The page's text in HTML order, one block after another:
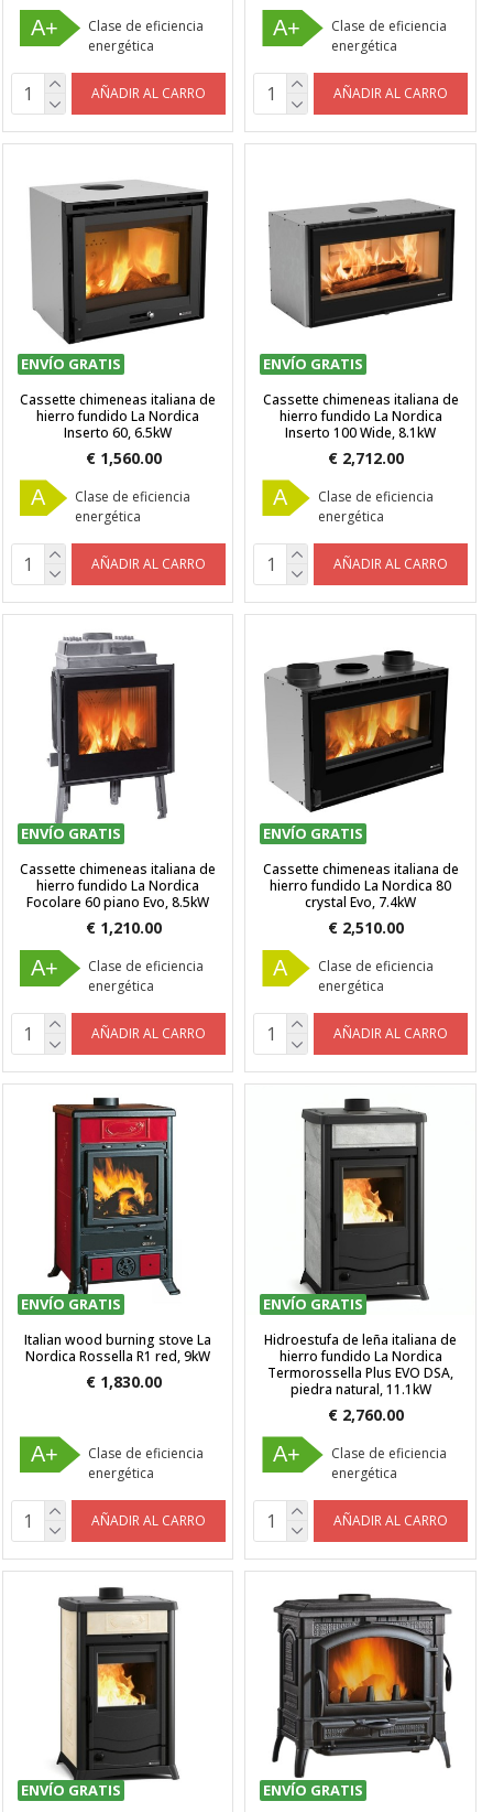
A+
Clase de eficiencia
energética
AÑADIR AL CARRO
A+
Clase de eficiencia
energética
AÑADIR AL CARRO
ENVÍO GRATIS
Cassette chimeneas italiana de
hierro fundido La Nordica
Inserto 60, 6.5kW
€ 1,560.00
A
Clase de eficiencia
energética
AÑADIR AL CARRO
ENVÍO GRATIS
Cassette chimeneas italiana de
hierro fundido La Nordica
Inserto 100 Wide, 8.1kW
€ 2,712.00
A
Clase de eficiencia
energética
AÑADIR AL CARRO
ENVÍO GRATIS
Cassette chimeneas italiana de
hierro fundido La Nordica
Focolare 60 piano Evo, 8.5kW
€ 1,210.00
A+
Clase de eficiencia
energética
AÑADIR AL CARRO
ENVÍO GRATIS
Cassette chimeneas italiana de
hierro fundido La Nordica 80
crystal Evo, 7.4kW
€ 2,510.00
A
Clase de eficiencia
energética
AÑADIR AL CARRO
ENVÍO GRATIS
Italian wood burning stove La
Nordica Rossella R1 red, 9kW
€ 1,830.00
A+
Clase de eficiencia
energética
AÑADIR AL CARRO
ENVÍO GRATIS
Hidroestufa de leña italiana de
hierro fundido La Nordica
Termorossella Plus EVO DSA,
piedra natural, 11.1kW
€ 2,760.00
A+
Clase de eficiencia
energética
AÑADIR AL CARRO
ENVÍO GRATIS ENVÍO GRATIS